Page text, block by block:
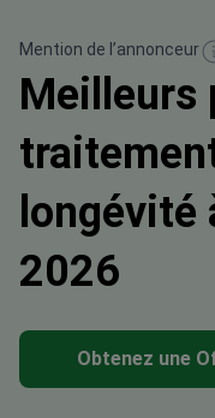
Mention de l’annonceur
Meilleurs
longévité
2026
Obtenez une